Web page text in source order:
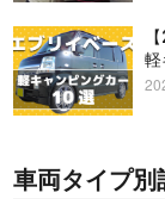
軽
車両タイプ別